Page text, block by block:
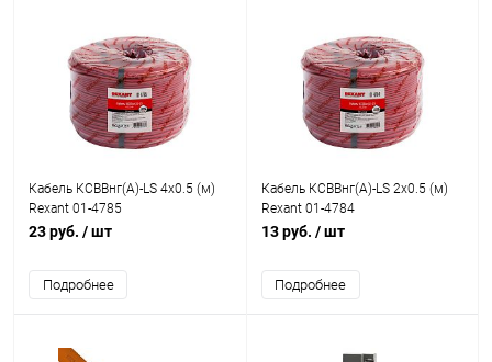
Кабель КСВВнг(А)-LS 4х0.5 (м)
Rexant 01-4785
23 руб. / шт
Подробнее
Кабель КСВВнг(А)-LS 2х0.5 (м)
Rexant 01-4784
13 руб. / шт
Подробнее